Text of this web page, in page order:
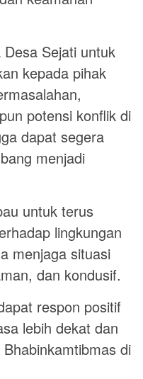
Sejati untuk
kepada pihak
potensi konflik di
dapat segera
menjadi
untuk terus
lingkungan
menjaga situasi
dan kondusif.
respon positif
lebih dekat dan
di